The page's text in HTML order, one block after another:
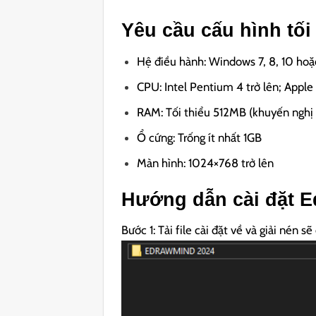
Yêu cầu cấu hình
Hệ điều hành: Windows 7, 8, 10
CPU: Intel Pentium 4 trở lên; Apple
RAM: Tối thiểu 512MB (khuyến nghị
Ổ cứng: Trống ít nhất 1GB
Màn hình: 1024×768 trở lên
Hướng dẫn cài đặt
Bước 1: Tải file cài đặt về và giải nén